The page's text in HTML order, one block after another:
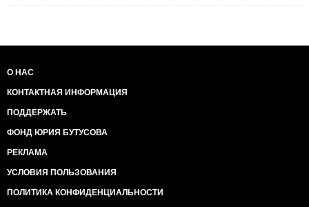
О НАС
КОНТАКТНАЯ ИНФОРМАЦИЯ
ПОДДЕРЖАТЬ
ФОНД ЮРИЯ БУТУСОВА
РЕКЛАМА
УСЛОВИЯ ПОЛЬЗОВАНИЯ
ПОЛИТИКА КОНФИДЕНЦИАЛЬНОСТИ